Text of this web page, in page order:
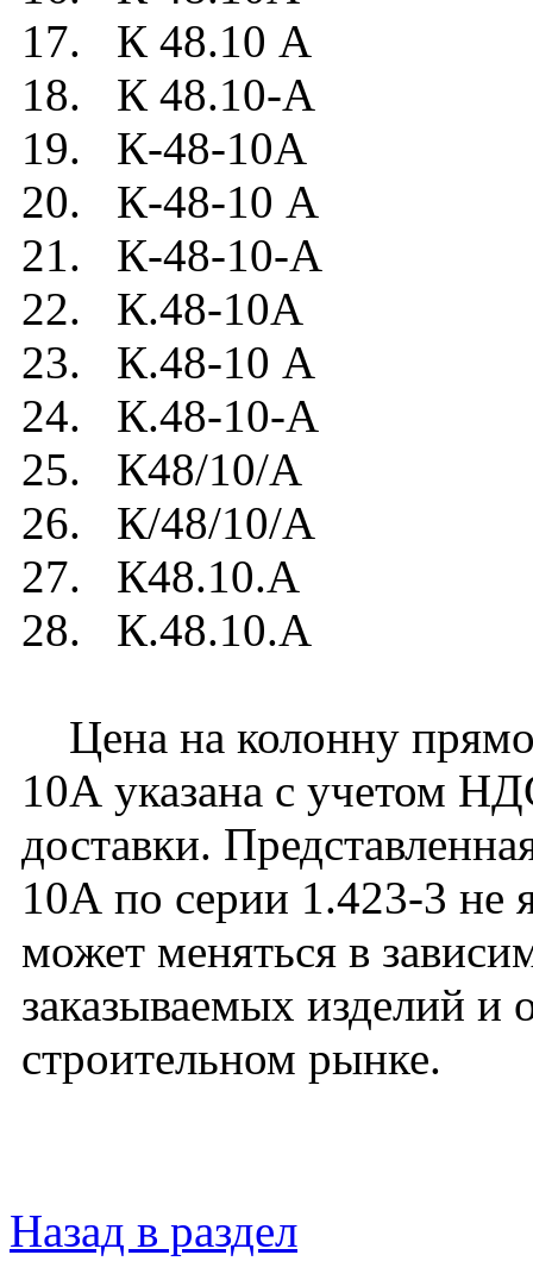
17. К 48.10 А
18. К 48.10-А
19. К-48-10А
20. К-48-10 А
21. К-48-10-А
22. К.48-10А
23. К.48-10 А
24. К.48-10-А
25. К48/10/А
26. К/48/10/А
27. К48.10.А
28. К.48.10.А
Цена на колонну
10А указана с учетом
доставки.
10А по серии 1.423-3 не
может меняться в
заказываемых изделий и
строительном рынке.
Назад в раздел